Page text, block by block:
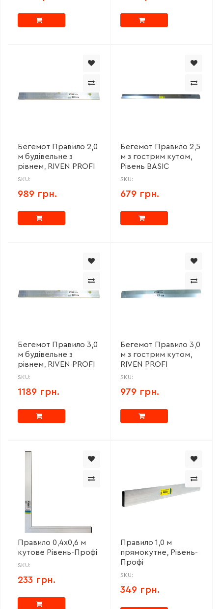
Бегемот Правило 2,0
м будівельне з
рівнем, RIVEN PROFI
SKU:
989 грн.
Бегемот Правило 2,5
м з гострим кутом,
Рівень BASIC
SKU:
679 грн.
Бегемот Правило 3,0
м будівельне з
рівнем, RIVEN PROFI
SKU:
1189 грн.
Бегемот Правило 3,0
м з гострим кутом,
RIVEN PROFI
SKU:
979 грн.
Правило 0,4х0,6 м
кутове Рівень-Профі
SKU:
233 грн.
Правило 1,0 м
прямокутне, Рівень-
Профі
SKU:
349 грн.